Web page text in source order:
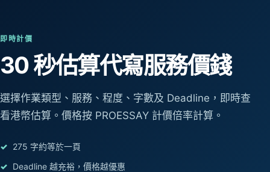
即時計價
30 秒估算代寫服務價錢
選擇作業類型、服務、程度、字數及 Deadline，即時查
看港幣估算。價格按 PROESSAY 計價倍率計算。
275 字約等於一頁
Deadline 越充裕，價格越優惠